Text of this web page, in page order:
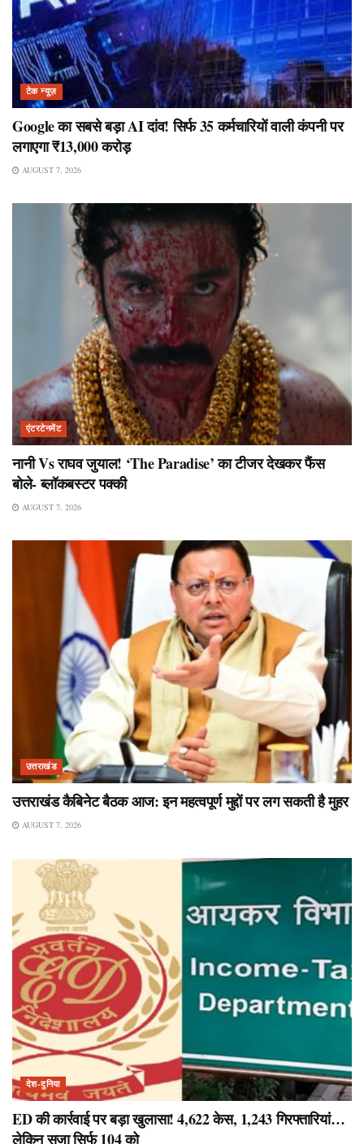
टेक न्यूज़
Google का सबसे बड़ा AI दांव! सिर्फ 35 कर्मचारियों वाली कंपनी पर
लगाएगा ₹13,000 करोड़
AUGUST 7, 2026
एंटरटेनमेंट
नानी Vs राघव जुयाल! ‘The Paradise’ का टीजर देखकर फैंस
बोले- ब्लॉकबस्टर पक्की
AUGUST 7, 2026
उत्तराखंड
उत्तराखंड कैबिनेट बैठक आज: इन महत्वपूर्ण मुद्दों पर लग सकती है मुहर
AUGUST 7, 2026
देश-दुनिया
ED की कार्रवाई पर बड़ा खुलासा! 4,622 केस, 1,243 गिरफ्तारियां…
लेकिन सजा सिर्फ 104 को